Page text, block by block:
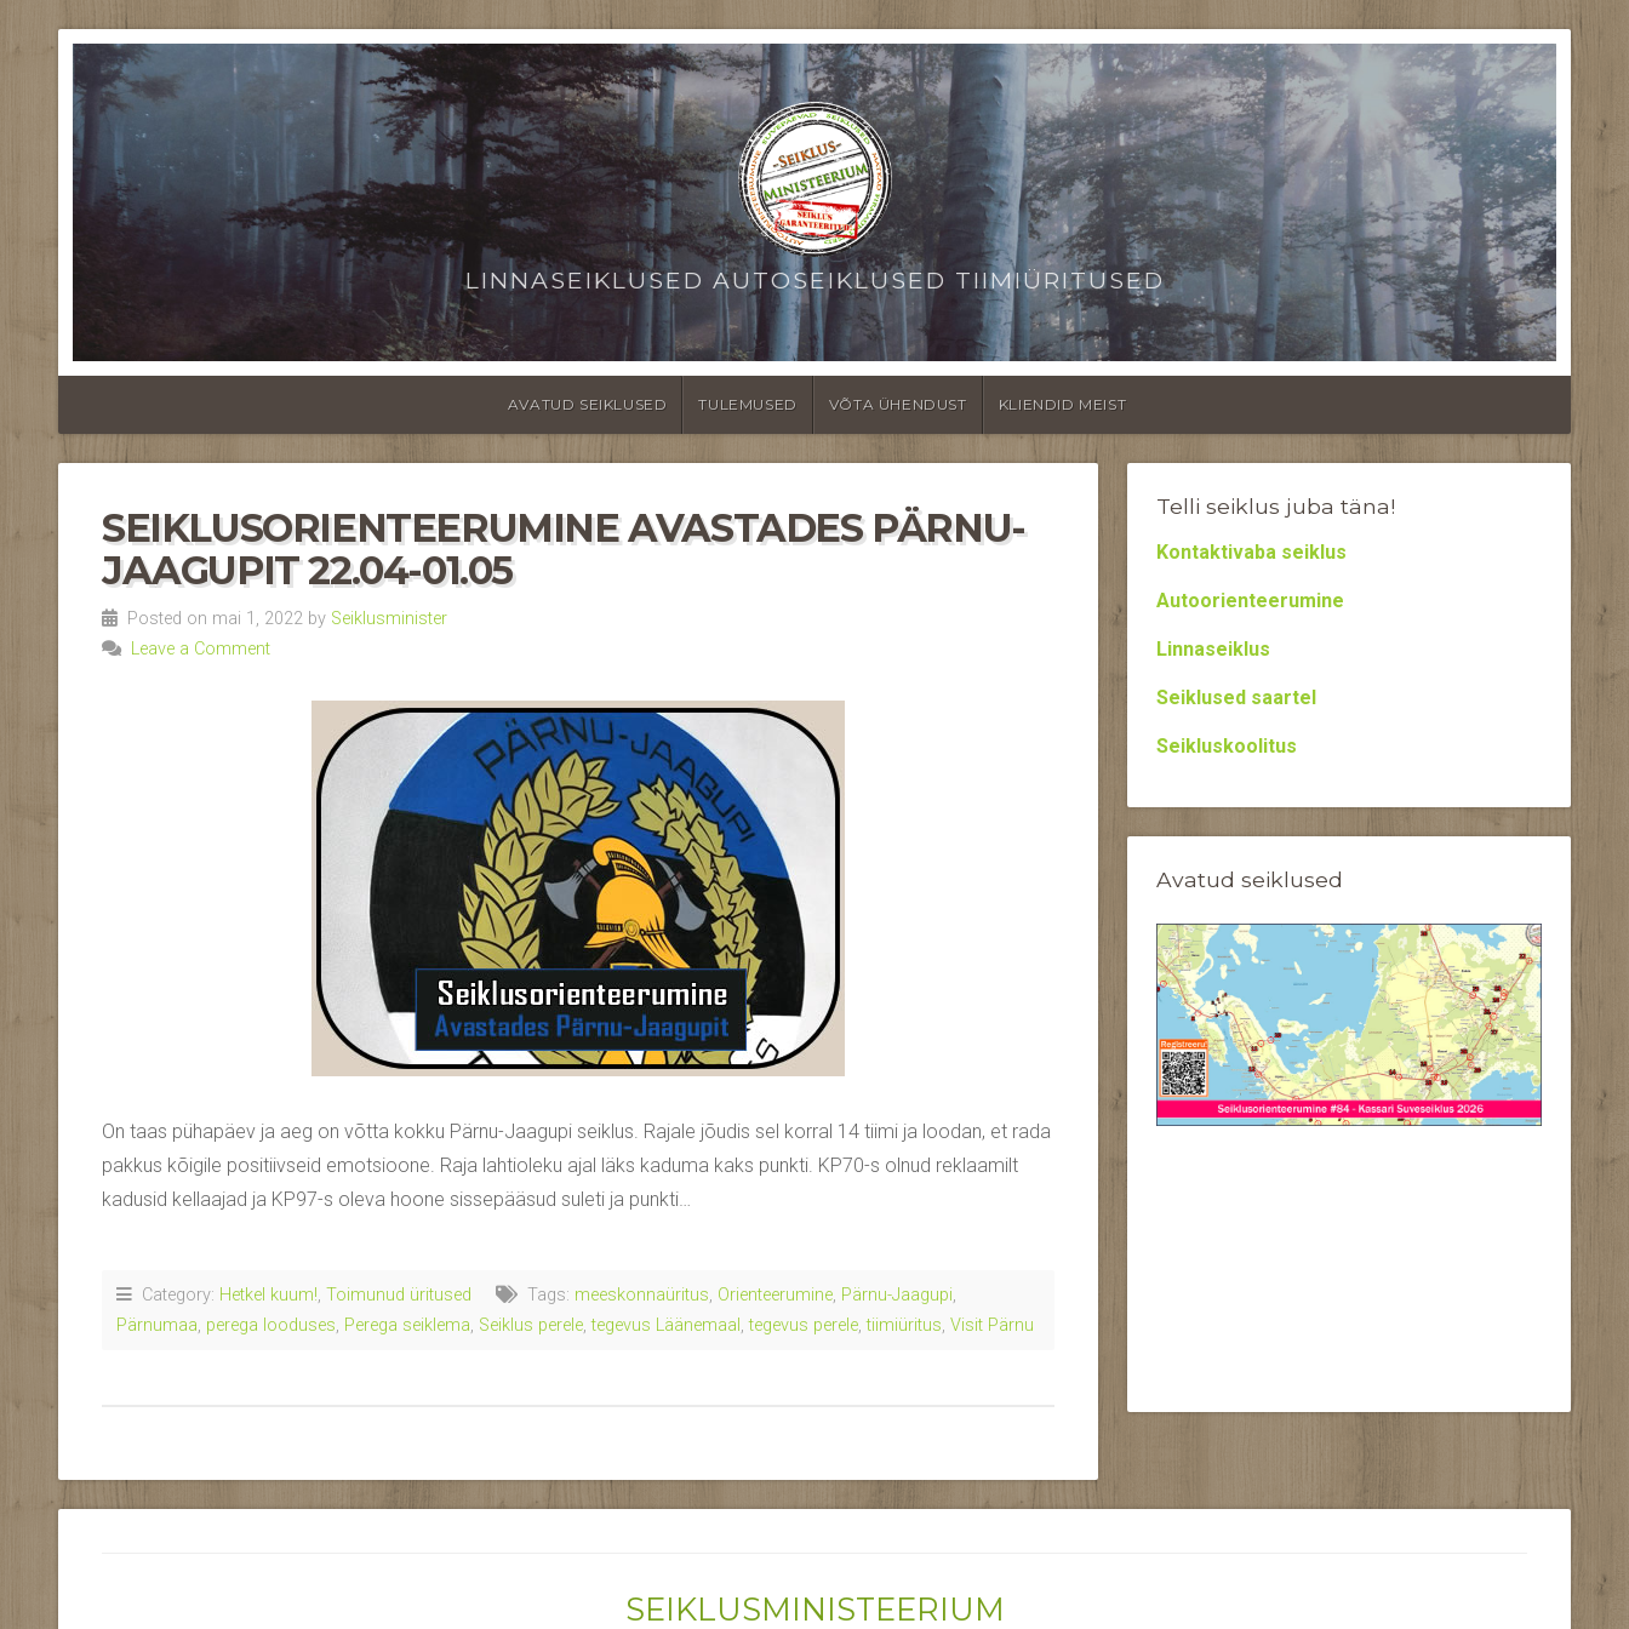
LINNASEIKLUSED AUTOSEIKLUSED TIIMIÜRITUSED
AVATUD SEIKLUSED TULEMUSED VÕTA ÜHENDUST KLIENDID MEIST
SEIKLUSORIENTEERUMINE AVASTADES PÄRNU-
JAAGUPIT 22.04-01.05
Posted on mai 1, 2022 by Seiklusminister
Leave a Comment
On taas pühapäev ja aeg on võtta kokku Pärnu-Jaagupi seiklus. Rajale jõudis sel korral 14 tiimi ja loodan, et rada
pakkus kõigile positiivseid emotsioone. Raja lahtioleku ajal läks kaduma kaks punkti. KP70-s olnud reklaamilt
kadusid kellaajad ja KP97-s oleva hoone sissepääsud suleti ja punkti…
Category: Hetkel kuum!, Toimunud üritused Tags: meeskonnaüritus, Orienteerumine, Pärnu-Jaagupi,
Pärnumaa, perega looduses, Perega seiklema, Seiklus perele,tegevus Läänemaal ,tegevus perele,tiimiüritus, Visit Pärnu
Telli seiklus juba täna!
Kontaktivaba seiklus
Autoorienteerumine
Linnaseiklus
Seiklused saartel
Seikluskoolitus
Avatud seiklused
SEIKLUSMINISTEERIUM